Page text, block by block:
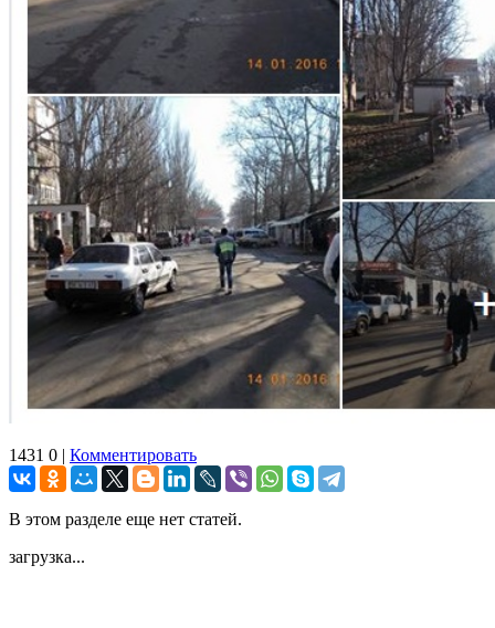
1431 0 | Комментировать
В этом разделе еще нет статей.
загрузка...